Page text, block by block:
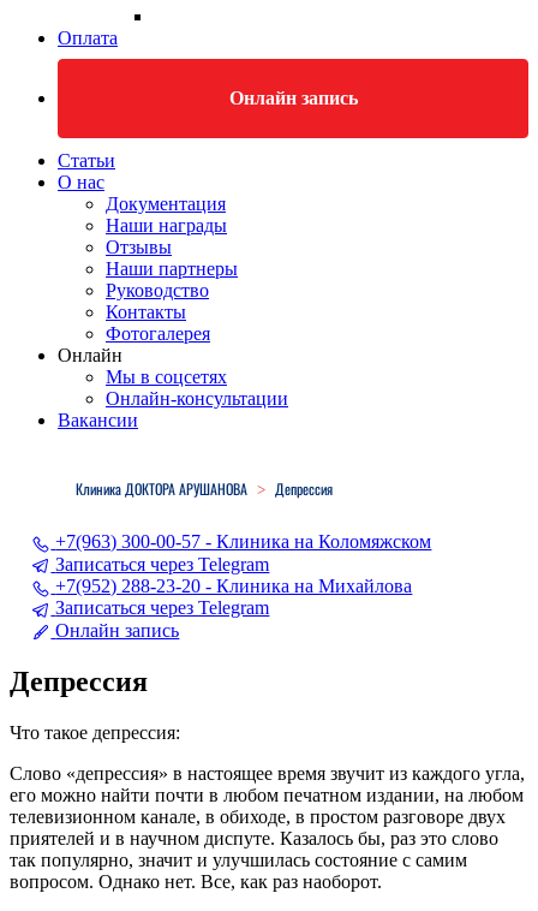
Оплата
Онлайн запись
Статьи
О нас
Документация
Наши награды
Отзывы
Наши партнеры
Руководство
Контакты
Фотогалерея
Онлайн
Мы в соцсетях
Онлайн-консультации
Вакансии
Клиника ДОКТОРА АРУШАНОВА > Депрессия
+7(963) 300-00-57 - Клиника на Коломяжском
Записаться через Telegram
+7(952) 288-23-20 - Клиника на Михайлова
Записаться через Telegram
Онлайн запись
Депрессия
Что такое депрессия:
Слово «депрессия» в настоящее время звучит из каждого угла,
его можно найти почти в любом печатном издании, на любом
телевизионном канале, в обиходе, в простом разговоре двух
приятелей и в научном диспуте. Казалось бы, раз это слово
так популярно, значит и улучшилась состояние с самим
вопросом. Однако нет. Все, как раз наоборот.